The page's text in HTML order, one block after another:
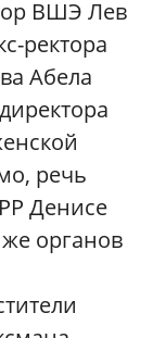
ВШЭ Лев
ректора
Абела
речь
Денисе
органов